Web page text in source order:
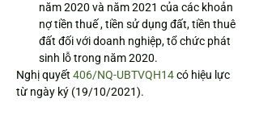
năm 2020 và năm 2021 của các khoản
nợ tiền thuế , tiền sử dụng đất, tiền thuê
đất đối với doanh nghiệp, tổ chức phát
sinh lỗ trong năm 2020.
Nghị quyết 406/NQ-UBTVQH14 có hiệu lực
từ ngày ký (19/10/2021).